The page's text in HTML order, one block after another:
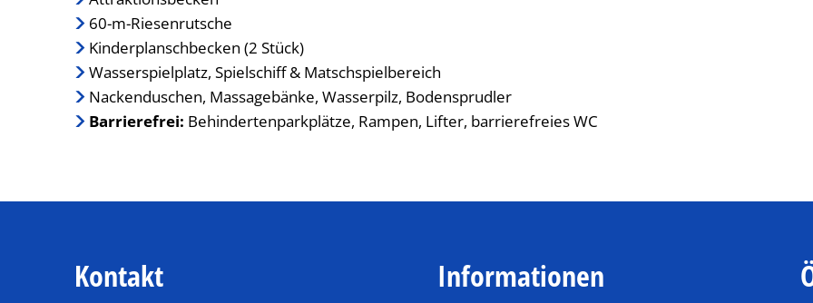
60-m-Riesenrutsche
Kinderplanschbecken (2 Stück)
Wasserspielplatz, Spielschiff & Matschspielbereich
Nackenduschen, Massagebänke, Wasserpilz, Bodensprudler
Barrierefrei: Behindertenparkplätze, Rampen, Lifter, barrierefreies WC
Kontakt Informationen